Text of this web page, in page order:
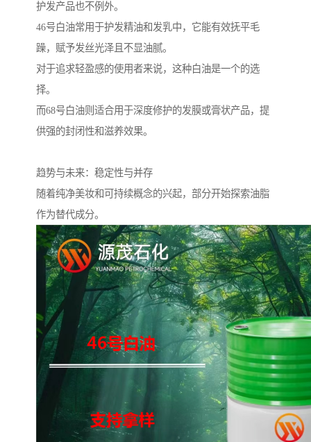
护发产品也不例外。
46号白油常用于护发精油和发乳中，它能有效抚平毛
躁，赋予发丝光泽且不显油腻。
对于追求轻盈感的使用者来说，这种白油是一个的选
择。
而68号白油则适合用于深度修护的发膜或膏状产品，提
供强的封闭性和滋养效果。
趋势与未来：稳定性与并存
随着纯净美妆和可持续概念的兴起，部分开始探索油脂
作为替代成分。